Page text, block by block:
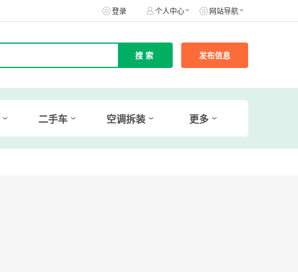
登录 个人中心 网站导航
发布信息
二手车 空调拆装 更多